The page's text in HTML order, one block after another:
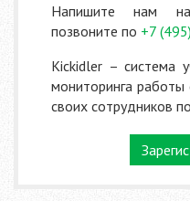
Напишите нам
позвоните по +7
Kickidler – система
мониторинга работы
своих сотрудников